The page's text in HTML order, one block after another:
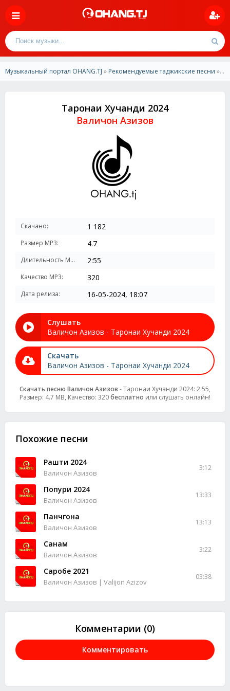
Музыкальный портал OHANG.TJ » Рекомендуемые таджикские песни » Валичон Азизов-Таронаи Хучанди 2024
Таронаи Хучанди 2024
Валичон Азизов
Скачано: 1 182
Размер MP3: 4.7
Длительность MP3: 2:55
Качество MP3: 320
Дата релиза: 16-05-2024, 18:07
Слушать
Валичон Азизов - Таронаи Хучанди 2024
Скачать
Валичон Азизов - Таронаи Хучанди 2024
Скачать песню Валичон Азизов - Таронаи Хучанди 2024: 2:55,
Размер: 4.7 MB, Качество: 320бесплатно или слушать онлайн!
Похожие песни
Рашти 2024
Валичон Азизов
3:12
Попури 2024
Валичон Азизов
13:33
Панчгона
Валичон Азизов
13:13
Санам
Валичон Азизов
3:22
Саробе 2021
Валичон Азизов | Valijon Azizov
03:38
Комментарии (0)
Комментировать